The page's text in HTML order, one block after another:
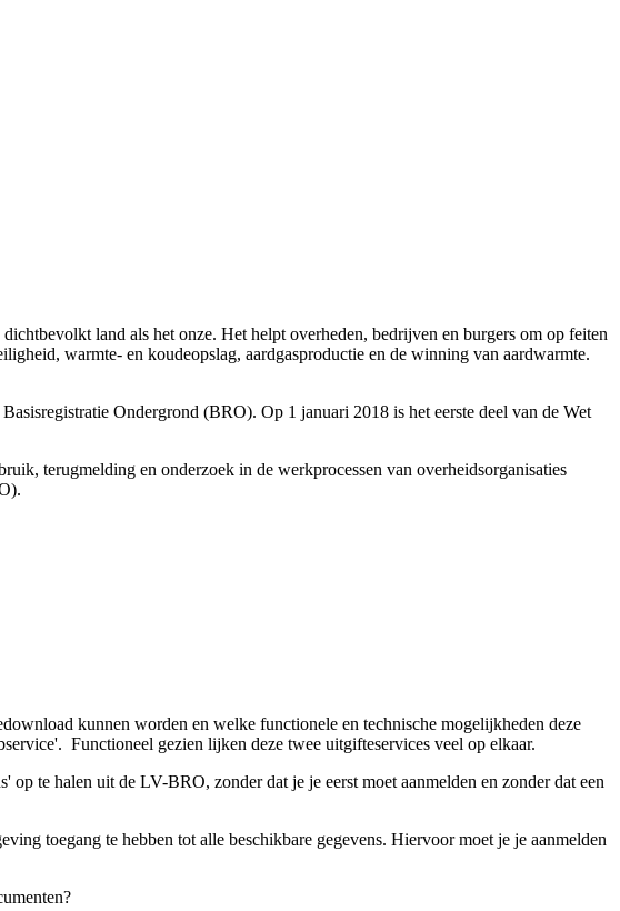
land als het onze. Het helpt overheden, bedrijven en burgers om op feiten
warmte- en koudeopslag, aardgasproductie en de winning van aardwarmte.
Ondergrond (BRO). Op 1 januari 2018 is het eerste deel van de Wet
terugmelding en onderzoek in de werkprocessen van overheidsorganisaties
kunnen worden en welke functionele en technische mogelijkheden deze
Functioneel gezien lijken deze twee uitgifteservices veel op elkaar.
te halen uit de LV-BRO, zonder dat je je eerst moet aanmelden en zonder dat een
toegang te hebben tot alle beschikbare gegevens. Hiervoor moet je je aanmelden